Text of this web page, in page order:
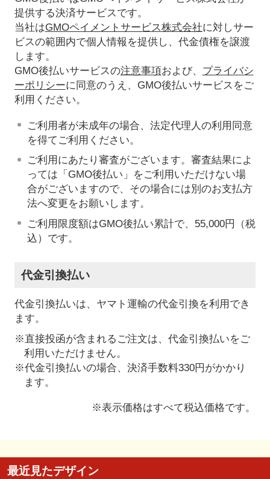
提供する決済サービスです。
当社はGMOペイメントサービス株式会社に対しサー
ビスの範囲内で個人情報を提供し、代金債権を譲渡
します。
GMO後払いサービスの注意事項および、 プライバシ
ーポリシーに同意のうえ、GMO後払いサービスをご
利用ください。
ご利用者が未成年の場合、法定代理人の利用同意
を得てご利用ください。
ご利用にあたり審査がございます。審査結果によ
っては「GMO後払い」をご利用いただけない場
合がございますので、その場合には別のお支払方
法へ変更をお願いします。
ご利用限度額はGMO後払い累計で、55,000円（税
込）です。
代金引換払い
代金引換払いは、ヤマト運輸の代金引換を利用でき
ます。
※直接投函が含まれるご注文は、代金引換払いをご
利用いただけません。
※代金引換払いの場合、決済手数料330円がかかり
ます。
※表示価格はすべて税込価格です。
最近見たデザイン